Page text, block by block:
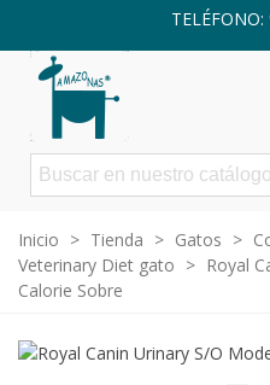
Inicio > Tienda > Gatos >
Veterinary Diet gato > Royal
Calorie Sobre